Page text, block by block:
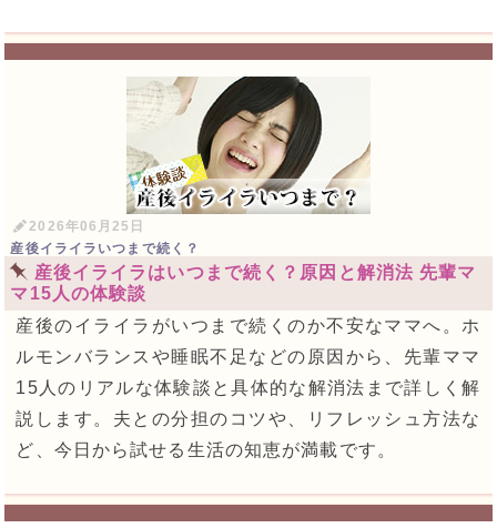
2026年06月25日
産後イライラいつまで続く？
産後イライラはいつまで続く？原因と解消法 先輩マ
マ15人の体験談
産後のイライラがいつまで続くのか不安なママへ。ホ
ルモンバランスや睡眠不足などの原因から、先輩ママ
15人のリアルな体験談と具体的な解消法まで詳しく解
説します。夫との分担のコツや、リフレッシュ方法な
ど、今日から試せる生活の知恵が満載です。